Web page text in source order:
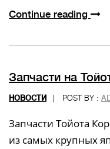
Continue reading
Запчасти на
НОВОСТИ POST BY :
Запчасти Тойота
из самых крупных